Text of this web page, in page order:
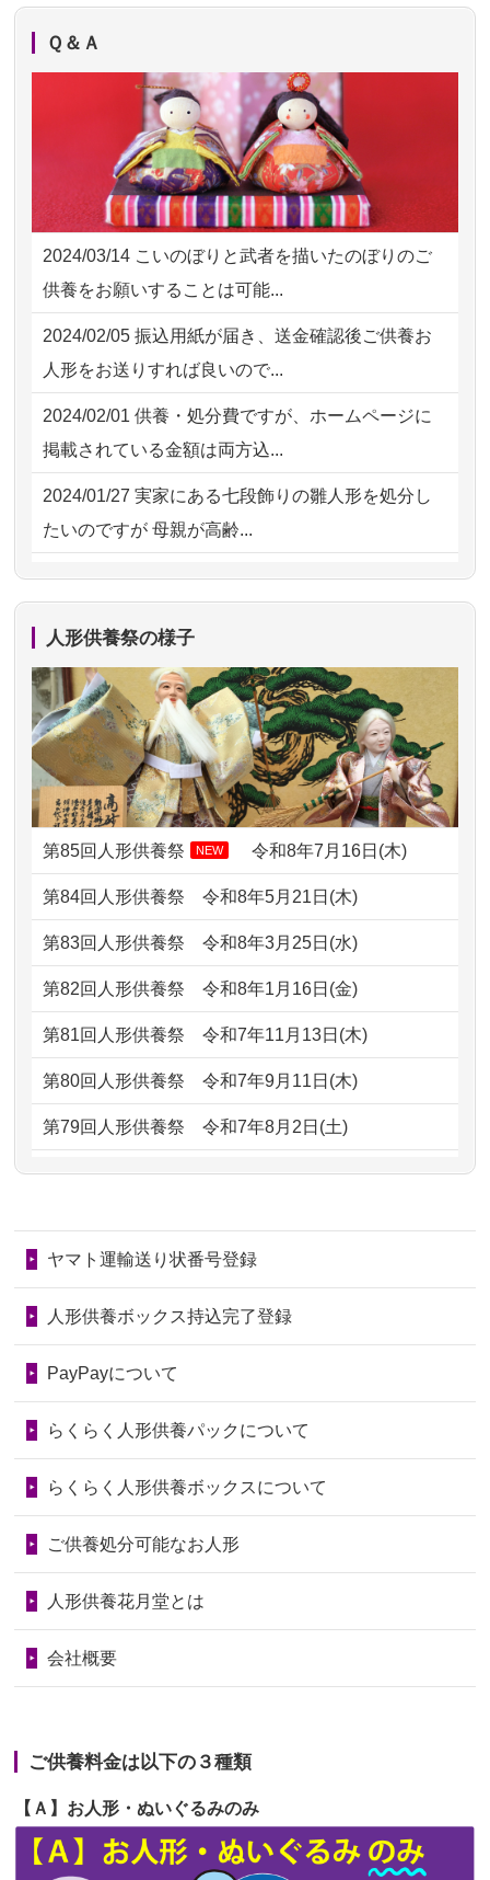
2026/08/02 09:15
2026/08/02 06:46 相模原の方からお申込み
2026/08/01 19:28 東京都の方からお申込み
2026/08/01 17:10 東京都の方からお申込み
2026/08/01 11:07 さいたの方からお申込み
2026/07/31 17:28 栃木県の方からお申込み
2026/07/31 12:32 東京都の方からお申込み
NEW
お人形の仕分けなども丁寧に行う
様子から、大切...
2026/07/25供養の内容（料金や送り方等）がとて
も丁寧に説...
2026/07/18 つい先日も利用させていただきまし
た。 手続...
2026/07/18 大切にしていたお人形をきちんと供養
してくださ...
2026/07/15 子供の頃から可愛がってきた七段飾り
の雛人形で...
2026/07/15 お客様の声を読み、丁寧に供養してい
ただけそう...
2026/07/11思い出のある人形達を、ちゃんと供養
したく、花...
2026/07/10家から近かったので。
2026/07/08誰も住んでいない実家の片付けを始め
ました。 ...
2026/07/069年間自由が丘店を見守ってくれてあり
がとう。
2026/07/05 しっかりとお人形たちの供養をしてい
ただけると...
2026/06/30長年大事にしてきた雛人形です、供養
ガラスケースのまま引き取ってくださ
るのが助か...
ました。お...
2026/06/28きちんと供養していただけると思った
ので、お願...
いたことが...
2026/06/28老後のことを考え体力のあるうちに身
2026/06/28人形たちに これまで本当にありがとう
天...
2026/06/24今は亡き両親が孫（私の子供）の初節
句に贈って...
が伸びた時...
2026/06/22
娘の初めてのひな祭りにあわせて、娘
の祖父母か...
Ｑ＆Ａ
2024/03/14 こいのぼりと武者を描いたのぼりのご
供養をお願いすることは可能...
2024/02/05 振込用紙が届き、送金確認後ご供養お
人形をお送りすれば良いので...
2024/02/01 供養・処分費ですが、ホームページに
掲載されている金額は両方込...
2024/01/27 実家にある七段飾りの雛人形を処分し
たいのですが 母親が高齢...
2024/01/13剥製の供養・処分をお願いできます
ですが？
2024/01/13お雛様のセットを供養・処分したいの
ですが、お雛様とお内裏様だ...
2024/01/13供養申込みの後、供養祭までお人形は
どうなってるのですか？
2024/01/13会社のようですが、きちんと供養して
供養が終わったお人形以外はどうして
るのですか？
しょうか？
2024/01/04ガラスケースは外しても良いですか？
人形供養祭の様子
第85回人形供養祭 NEW 令和8年7月16日(木)
第84回人形供養祭令和8年5月21日(木)
第83回人形供養祭令和8年3月25日(水)
第82回人形供養祭令和8年1月16日(金)
第81回人形供養祭令和7年11月13日(木)
第80回人形供養祭令和7年9月11日(木)
第79回人形供養祭令和7年8月2日(土)
第78回人形供養祭令和7年6月20日(金)
第76回人形供養祭令和7年2月28日(金)
第75回人形供養祭令和7年1月17日(金)
第73回人形供養祭令和6年10月17日(木)
第71回人形供養祭令和6年8月1日(木)
第70回人形供養祭令和6年6月21日(金)
第68回人形供養祭令和6年3月22日(金)
第65回人形供養祭令和5年11月09日(木)
第64回人形供養祭令和5年9月21日(木)
第63回人形供養祭 令和5年8月1日(火)
ヤマト運輸送り状番号登録
人形供養ボックス持込完了登録
PayPayについて
らくらく人形供養パックについて
らくらく人形供養ボックスについて
ご供養処分可能なお人形
人形供養花月堂とは
会社概要
ご供養料金は以下の３種類
【Ａ】お人形・ぬいぐるみのみ